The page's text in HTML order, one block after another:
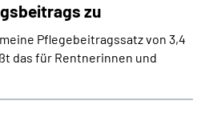
zu
Pflegebeitragssatz von 3,4
das für Rentnerinnen und